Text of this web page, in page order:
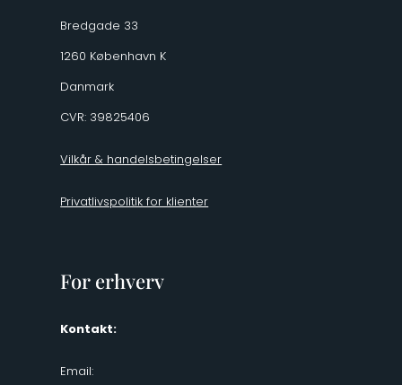
Bredgade 33
1260 København K
Danmark
CVR: 39825406
Vilkår & handelsbetingelser
Privatlivspolitik for klienter
For erhverv
Kontakt:
Email: